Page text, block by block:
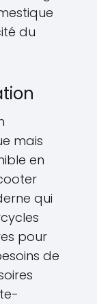
du
mais
en
qui
pour
de